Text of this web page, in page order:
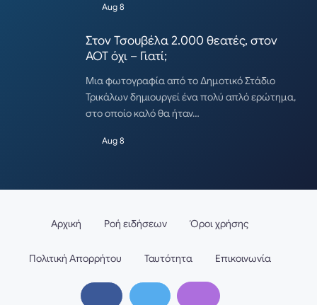
Aug 8
Στον Τσουβέλα 2.000 θεατές, στον
ΑΟΤ όχι – Γιατί;
Μια φωτογραφία από το Δημοτικό Στάδιο
Τρικάλων δημιουργεί ένα πολύ απλό ερώτημα,
στο οποίο καλό θα ήταν…
Aug 8
Αρχική Ροή ειδήσεων Όροι χρήσης
Πολιτική Απορρήτου Ταυτότητα Επικοινωνία